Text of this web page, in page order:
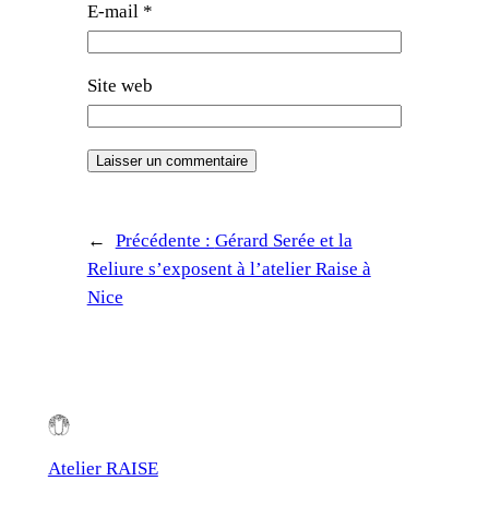
E-mail *
Site web
← Précédente : Gérard Serée et la
Reliure s’exposent à l’atelier Raise à
Nice
Atelier RAISE